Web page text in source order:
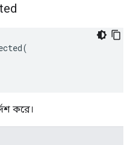
(
করে।